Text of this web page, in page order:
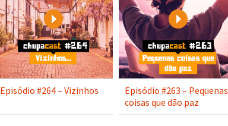
Play
Episódio #264 – Vizinhos
Play
Episódio #263 – Pequenas
coisas que dão paz